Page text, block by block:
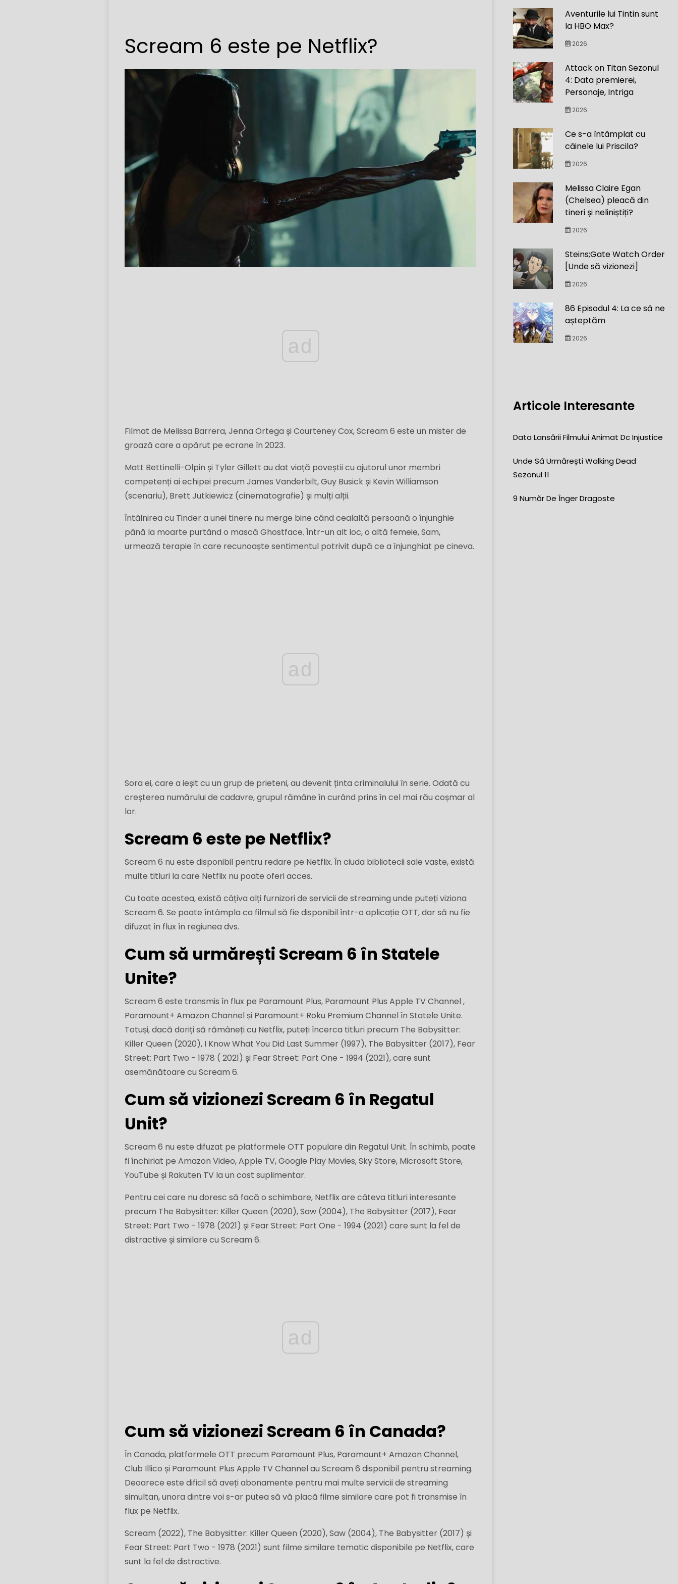
Scream 6 este pe Netflix?
ad
Filmat de Melissa Barrera, Jenna Ortega și Courteney Cox, Scream 6 este un mister de
groază care a apărut pe ecrane în 2023.
Matt Bettinelli-Olpin și Tyler Gillett au dat viață poveștii cu ajutorul unor membri
competenți ai echipei precum James Vanderbilt, Guy Busick și Kevin Williamson
(scenariu), Brett Jutkiewicz (cinematografie) și mulți alții.
Întâlnirea cu Tinder a unei tinere nu merge bine când cealaltă persoană o înjunghie
până la moarte purtând o mască Ghostface. Într-un alt loc, o altă femeie, Sam,
urmează terapie în care recunoaște sentimentul potrivit după ce a înjunghiat pe cineva.
ad
Sora ei, care a ieșit cu un grup de prieteni, au devenit ținta criminalului în serie. Odată cu
creșterea numărului de cadavre, grupul rămâne în curând prins în cel mai rău coșmar al
lor.
Scream 6 este pe Netflix?
Scream 6 nu este disponibil pentru redare pe Netflix. În ciuda bibliotecii sale vaste, există
multe titluri la care Netflix nu poate oferi acces.
Cu toate acestea, există câțiva alți furnizori de servicii de streaming unde puteți viziona
Scream 6. Se poate întâmpla ca filmul să fie disponibil într-o aplicație OTT, dar să nu fie
difuzat în flux în regiunea dvs.
Cum să urmărești Scream 6 în Statele
Unite?
Scream 6 este transmis în flux pe Paramount Plus, Paramount Plus Apple TV Channel ,
Paramount+ Amazon Channel și Paramount+ Roku Premium Channel în Statele Unite.
Totuși, dacă doriți să rămâneți cu Netflix, puteți încerca titluri precum The Babysitter:
Killer Queen (2020), I Know What You Did Last Summer (1997), The Babysitter (2017), Fear
Street: Part Two - 1978 ( 2021) și Fear Street: Part One - 1994 (2021), care sunt
asemănătoare cu Scream 6.
Cum să vizionezi Scream 6 în Regatul
Unit?
Scream 6 nu este difuzat pe platformele OTT populare din Regatul Unit. În schimb, poate
fi închiriat pe Amazon Video, Apple TV, Google Play Movies, Sky Store, Microsoft Store,
YouTube și Rakuten TV la un cost suplimentar.
Pentru cei care nu doresc să facă o schimbare, Netflix are câteva titluri interesante
precum The Babysitter: Killer Queen (2020), Saw (2004), The Babysitter (2017), Fear
Street: Part Two - 1978 (2021) și Fear Street: Part One - 1994 (2021) care sunt la fel de
distractive și similare cu Scream 6.
ad
Cum să vizionezi Scream 6 în Canada?
În Canada, platformele OTT precum Paramount Plus, Paramount+ Amazon Channel,
Club Illico și Paramount Plus Apple TV Channel au Scream 6 disponibil pentru streaming.
Deoarece este dificil să aveți abonamente pentru mai multe servicii de streaming
simultan, unora dintre voi s-ar putea să vă placă filme similare care pot fi transmise în
flux pe Netflix.
Scream (2022), The Babysitter: Killer Queen (2020), Saw (2004), The Babysitter (2017) și
Fear Street: Part Two - 1978 (2021) sunt filme similare tematic disponibile pe Netflix, care
sunt la fel de distractive.
Aventurile lui Tintin sunt
la HBO Max?
2026
Attack on Titan Sezonul
4: Data premierei,
Personaje, Intriga
2026
Ce s-a întâmplat cu
câinele lui Priscila?
2026
Melissa Claire Egan
(Chelsea) pleacă din
tineri și neliniștiți?
2026
Steins;Gate Watch Order
[Unde să vizionezi]
2026
86 Episodul 4: La ce să ne
așteptăm
2026
Articole Interesante
Data Lansării Filmului Animat Dc Injustice
Unde Să Urmărești Walking Dead
Sezonul 11
9 Număr De Înger Dragoste